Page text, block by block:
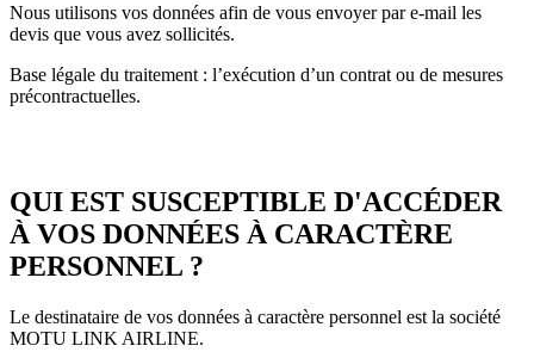
Nous utilisons vos données afin de vous envoyer par e-mail les
devis que vous avez sollicités.
Base légale du traitement : l’exécution d’un contrat ou de mesures
précontractuelles.
QUI EST SUSCEPTIBLE D'ACCÉDER
À VOS DONNÉES À CARACTÈRE
PERSONNEL ?
Le destinataire de vos données à caractère personnel est la société
MOTU LINK AIRLINE.